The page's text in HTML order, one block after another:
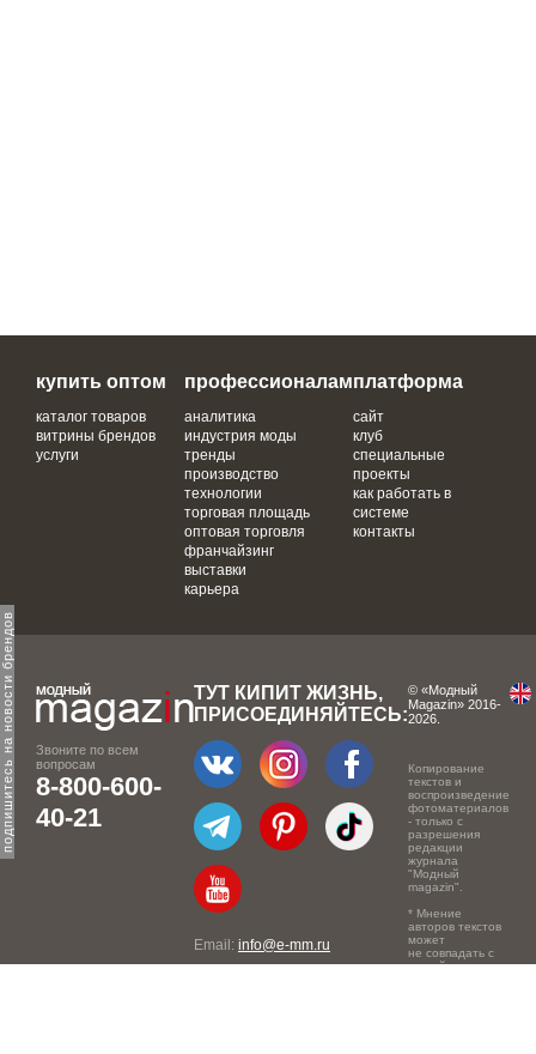
подпишитесь на новости брендов
купить оптом
каталог товаров
витрины брендов
услуги
профессионалам
аналитика
индустрия моды
тренды
производство
технологии
торговая площадь
оптовая торговля
франчайзинг
выставки
карьера
платформа
сайт
клуб
специальные
проекты
как работать в
системе
контакты
Звоните по всем
вопросам
8-800-600-
40-21
ТУТ КИПИТ ЖИЗНЬ,
ПРИСОЕДИНЯЙТЕСЬ:
Email: info@e-mm.ru
© «Модный
Magazin» 2016-
2026.
Копирование
текстов и
воспроизведение
фотоматериалов
- только с
разрешения
редакции
журнала
"Модный
magazin".
* Мнение
авторов текстов
может
не совпадать с
точкой зрения